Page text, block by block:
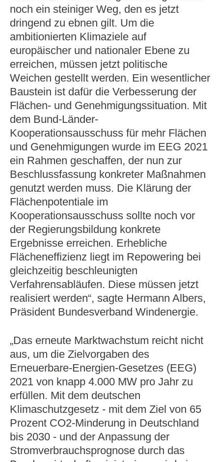
noch ein steiniger Weg, den es jetzt
dringend zu ebnen gilt. Um die
ambitionierten Klimaziele auf
europäischer und nationaler Ebene zu
erreichen, müssen jetzt politische
Weichen gestellt werden. Ein wesentlicher
Baustein ist dafür die Verbesserung der
Flächen- und Genehmigungssituation. Mit
dem Bund-Länder-
Kooperationsausschuss für mehr Flächen
und Genehmigungen wurde im EEG 2021
ein Rahmen geschaffen, der nun zur
Beschlussfassung konkreter Maßnahmen
genutzt werden muss. Die Klärung der
Flächenpotentiale im
Kooperationsausschuss sollte noch vor
der Regierungsbildung konkrete
Ergebnisse erreichen. Erhebliche
Flächeneffizienz liegt im Repowering bei
gleichzeitig beschleunigten
Verfahrensabläufen. Diese müssen jetzt
realisiert werden“, sagte Hermann Albers,
Präsident Bundesverband Windenergie.
„Das erneute Marktwachstum reicht nicht
aus, um die Zielvorgaben des
Erneuerbare-Energien-Gesetzes (EEG)
2021 von knapp 4.000 MW pro Jahr zu
erfüllen. Mit dem deutschen
Klimaschutzgesetz - mit dem Ziel von 65
Prozent CO2-Minderung in Deutschland
bis 2030 - und der Anpassung der
Stromverbrauchsprognose durch das